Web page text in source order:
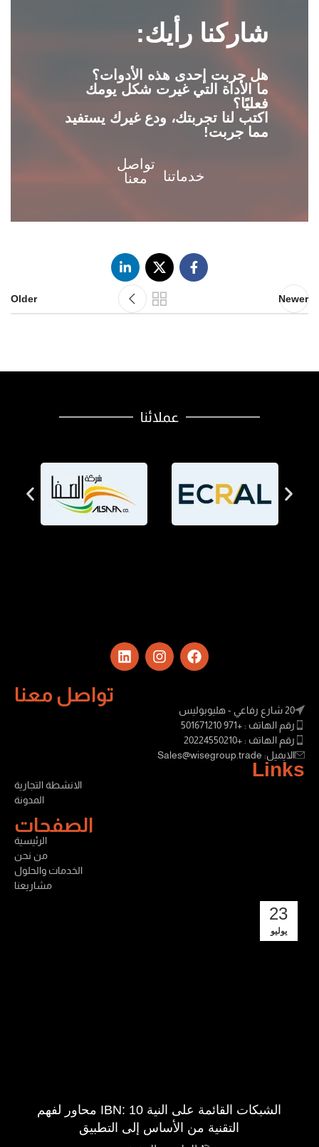
شاركنا رأيك:
هل جربت إحدى هذه الأدوات؟
ما الأداة التي غيرت شكل يومك
فعليًا؟
اكتب لنا تجربتك، ودع غيرك يستفيد
مما جربت!
خدماتنا
تواصل
معنا
Newer
Older
عملائنا
تواصل معنا
20 شارع رفاعي - هليوبوليس
رقم الهاتف : +971 501671210
رقم الهاتف : +20224550210
الايميل: Sales@wisegroup.trade
Links
الانشطة التجارية
المدونة
الصفحات
الرئيسية
من نحن
الخدمات والحلول
مشاريعنا
23
يوليو
الشبكات القائمة على النية IBN: 10 محاور لفهم
التقنية من الأساس إلى التطبيق